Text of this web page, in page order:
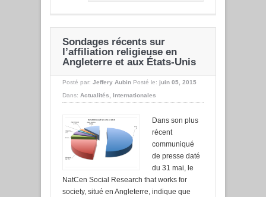
Sondages récents sur
l’affiliation religieuse en
Angleterre et aux États-Unis
Posté par: Jeffery Aubin Posté le: juin 05, 2015
Dans: Actualités, Internationales
Dans son plus
récent
communiqué
de presse daté
du 31 mai, le
NatCen Social Research that works for
society, situé en Angleterre, indique que